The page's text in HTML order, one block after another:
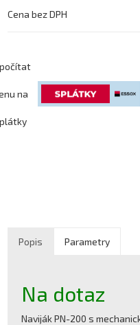
Cena bez DPH
na
Popis Parametry
Na dotaz
Naviják PN-200 s